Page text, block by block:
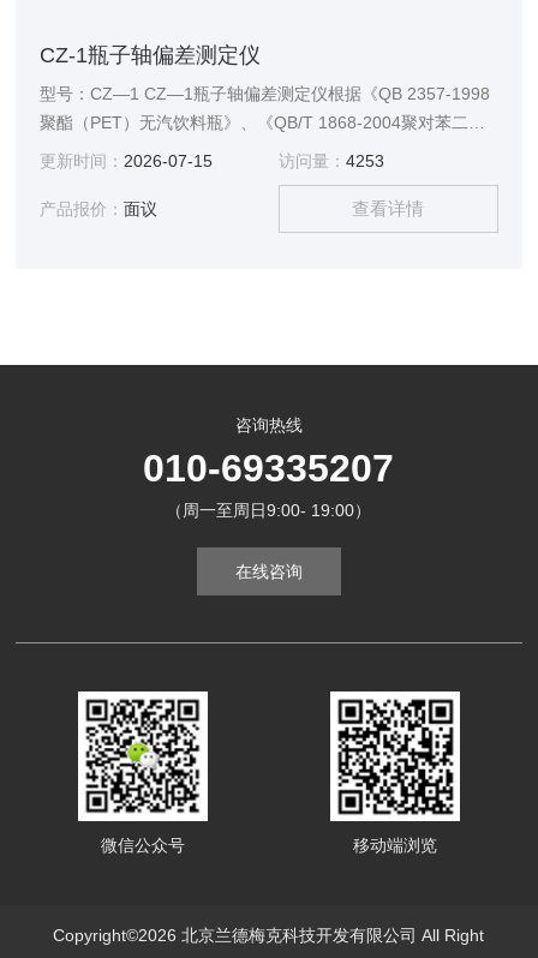
CZ-1瓶子轴偏差测定仪
型号：CZ—1 CZ—1瓶子轴偏差测定仪根据《QB 2357-1998
聚酯（PET）无汽饮料瓶》、《QB/T 1868-2004聚对苯二甲
酸乙二醇酯（PET）碳酸饮料瓶》、国家药品包装容器
直度偏差测定仪专业用于食品、药品、饮料等行业，塑料瓶、
玻璃瓶等各种瓶容器的轴垂直偏差的测定，夹具操作简便，定
更新时间： 2026-07-15 访问量： 4253
产品报价：面议 查看详情
咨询热线
010-69335207
（周一至周日9:00- 19:00）
在线咨询
微信公众号 移动端浏览
Copyright©2026 北京兰德梅克科技开发有限公司 All Right